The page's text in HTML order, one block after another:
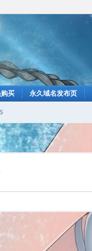
买 永久域名发布页